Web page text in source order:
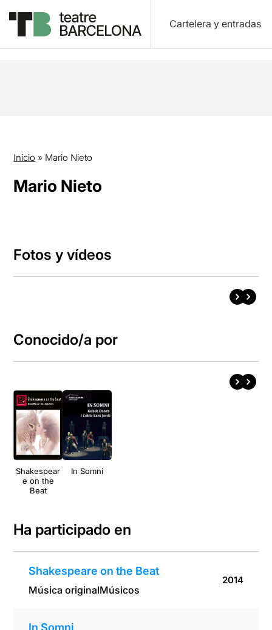
Cartelera y entradas
Inicio » Mario Nieto
Mario Nieto
Fotos y vídeos
Conocido/a por
Shakespear
e on the
Beat
In Somni
Ha participado en
Shakespeare on the Beat
Música originalMúsicos
2014